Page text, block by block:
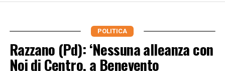
POLITICA
Razzano (Pd): ‘Nessuna alleanza con
Noi di Centro, a Benevento